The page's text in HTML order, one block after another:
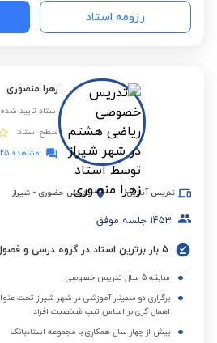
رزومه استاد
زهرا منصوری
استاد تایید شده
سطح استاد:
مشاهده 125 دیدگاه
تدریس آنلاین تدریس حضوری - شیراز
1453 جلسه موفق
5 بار برترین استاد در گروه درسی و فصول مختلف
سابقه 5 سال تدریس خصوصی
اهمال گری بر اساس تیپ شخصیت افراد
بیش از چهار سال همکاری با مجموعه استادبانک